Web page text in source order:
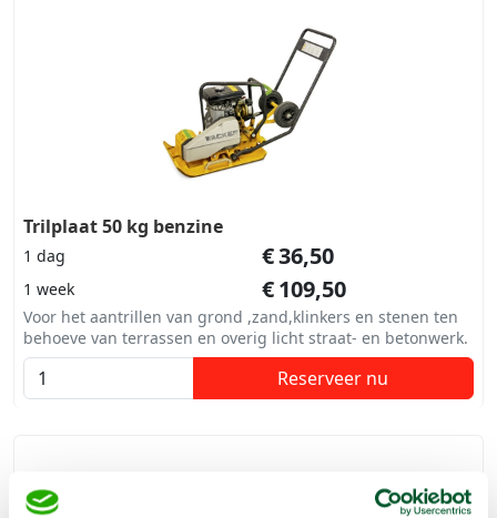
Trilplaat 50 kg benzine
1 dag €36,50
1 week €109,50
Voor het aantrillen van grond ,zand,klinkers en stenen ten
behoeve van terrassen en overig licht straat- en betonwerk.
Reserveer nu